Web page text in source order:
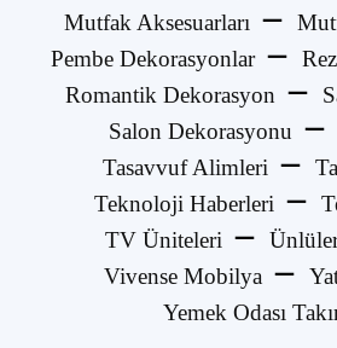
Mutfak Aksesuarları
Pembe Dekorasyonlar
Romantik Dekorasyon
Salon Dekorasyonu
Tasavvuf Alimleri
Teknoloji Haberleri
TV Üniteleri
Vivense Mobilya
Yemek Odası